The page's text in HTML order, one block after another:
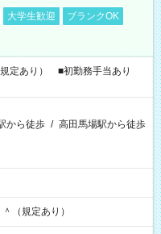
大学生歓迎
ブランクOK
定あり） ■初勤務手当あり
から徒歩 / 高田馬場駅から徒歩
（規定あり）